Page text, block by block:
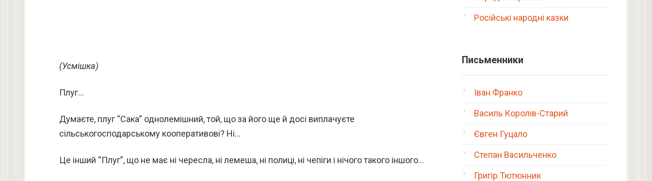
(Усмішка)
Плуг…
Думаєте, плуг “Сака” однолемішний, той, що за його ще й досі виплачуєте
сільськогосподарському кооперативові? Ні…
Це інший “Плуг”, що не має ні чересла, ні лемеша, ні полиці, ні чепіги і нічого такого іншого…
Російські народні казки
Письменники
Іван Франко
Василь Королів-Старий
Євген Гуцало
Степан Васильченко
Григір Тютюнник